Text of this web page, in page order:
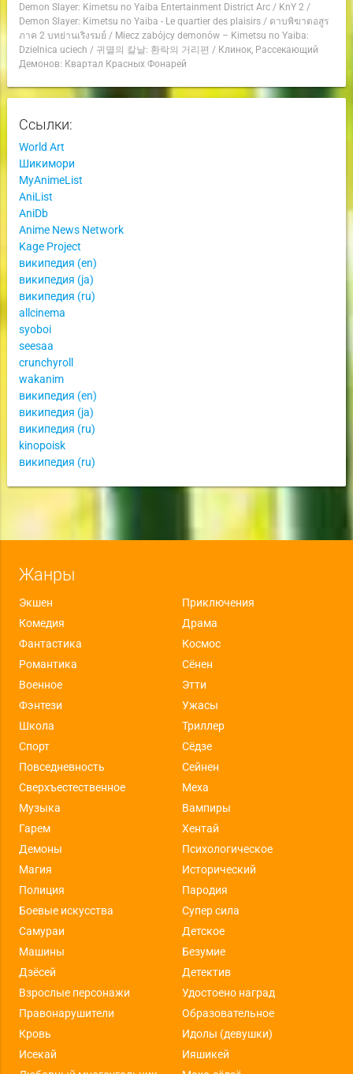
Demon Slayer: Kimetsu no Yaiba Entertainment District Arc/ KnY 2/
Demon Slayer: Kimetsu no Yaiba - Le quartier des plaisirs/ ดาบพิฆาตอสูร
ภาค 2 บทย่านเริงรมย์ / Miecz zabójcy demonów – Kimetsu no Yaiba:
Dzielnica uciech / 귀멸의 칼날: 환락의 거리편 / Клинок, Рассекающий
Демонов: Квартал Красных Фонарей
Ссылки:
World Art
Шикимори
MyAnimeList
AniList
AniDb
Anime News Network
Kage Project
википедия (en)
википедия (ja)
википедия (ru)
allcinema
syoboi
seesaa
crunchyroll
wakanim
википедия (en)
википедия (ja)
википедия (ru)
kinopoisk
википедия (ru)
Жанры
Экшен
Приключения
Комедия
Драма
Фантастика
Космос
Романтика
Сёнен
Военное
Этти
Фэнтези
Ужасы
Школа
Триллер
Спорт
Сёдзе
Повседневность
Сейнен
Сверхъестественное
Меха
Музыка
Вампиры
Гарем
Хентай
Демоны
Психологическое
Магия
Исторический
Полиция
Пародия
Боевые искусства
Супер сила
Самураи
Детское
Машины
Безумие
Дзёсей
Детектив
Взрослые персонажи
Удостоено наград
Правонарушители
Образовательное
Кровь
Идолы (девушки)
Исекай
Ияшикей